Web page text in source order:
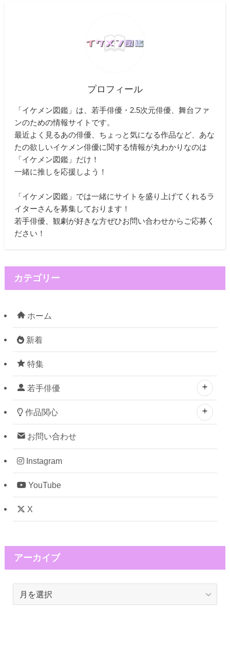
プロフィール
「イケメン図鑑」は、若手俳優・2.5次元俳優、舞台ファ
ンのための情報サイトです。
最近よく見るあの俳優、ちょっと気になる作品など、あな
たの欲しいイケメン俳優に関する情報が丸わかりなのは
「イケメン図鑑」だけ！
一緒に推しを応援しよう！
「イケメン図鑑」では一緒にサイトを盛り上げてくれるラ
イターさんを募集しております！
若手俳優、観劇が好きな方ぜひお問い合わせからご応募く
ださい！
カテゴリー
ホーム
新着
特集
若手俳優
作品関心
お問い合わせ
Instagram
YouTube
X
アーカイブ